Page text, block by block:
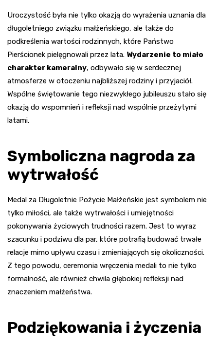
Uroczystość była nie tylko okazją do wyrażenia uznania dla
długoletniego związku małżeńskiego, ale także do
podkreślenia wartości rodzinnych, które Państwo
Pierścionek pielęgnowali przez lata. Wydarzenie to miało
charakter kameralny, odbywało się w serdecznej
atmosferze w otoczeniu najbliższej rodziny i przyjaciół.
Wspólne świętowanie tego niezwykłego jubileuszu stało się
okazją do wspomnień i refleksji nad wspólnie przeżytymi
latami.
Symboliczna nagroda za
wytrwałość
Medal za Długoletnie Pożycie Małżeńskie jest symbolem nie
tylko miłości, ale także wytrwałości i umiejętności
pokonywania życiowych trudności razem. Jest to wyraz
szacunku i podziwu dla par, które potrafią budować trwałe
relacje mimo upływu czasu i zmieniających się okoliczności.
Z tego powodu, ceremonia wręczenia medali to nie tylko
formalność, ale również chwila głębokiej refleksji nad
znaczeniem małżeństwa.
Podziękowania i życzenia